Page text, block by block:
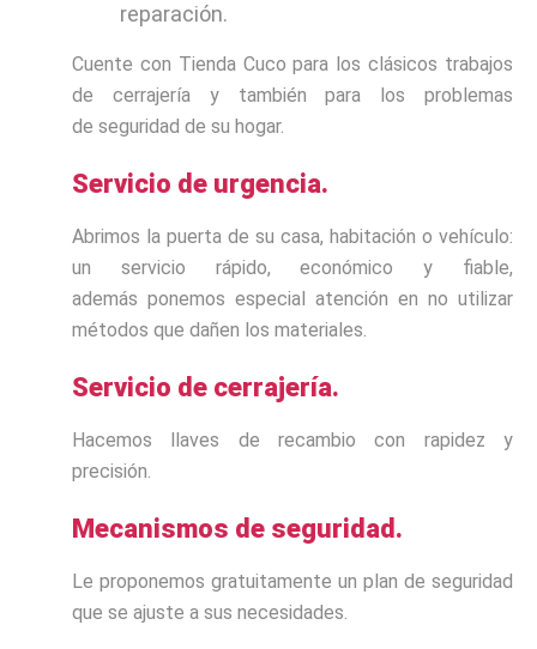
reparación.
Cuente con Tienda Cuco para los clásicos trabajos
de cerrajería y también para los problemas
de seguridad de su hogar.
Servicio de urgencia.
Abrimos la puerta de su casa, habitación o vehículo:
un servicio rápido, económico y fiable,
además ponemos especial atención en no utilizar
métodos que dañen los materiales.
Servicio de cerrajería.
Hacemos llaves de recambio con rapidez y
precisión.
Mecanismos de seguridad.
Le proponemos gratuitamente un plan de seguridad
que se ajuste a sus necesidades.